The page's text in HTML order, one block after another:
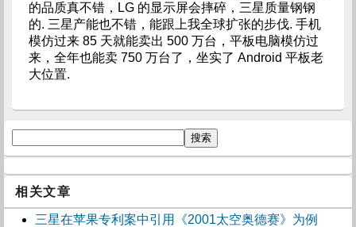
的品质真不错，LG 的显示屏会摔碎，三星质量钢钢
的. 三星产能也不错，能跟上我全球扩张的步伐. 手机
模仿过来 85 天就能卖出 500 万台，平板电脑模仿过
来，全年也能卖 750 万台了，坐实了 Android 平板老
大位置.
相关文章
三星在苹果专利案中引用《2001太空奥德赛》为例